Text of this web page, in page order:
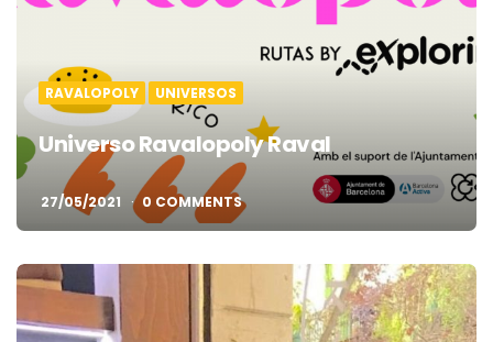
RAVALOPOLY UNIVERSOS
Universo Ravalopoly Raval
27/05/2021 0 COMMENTS